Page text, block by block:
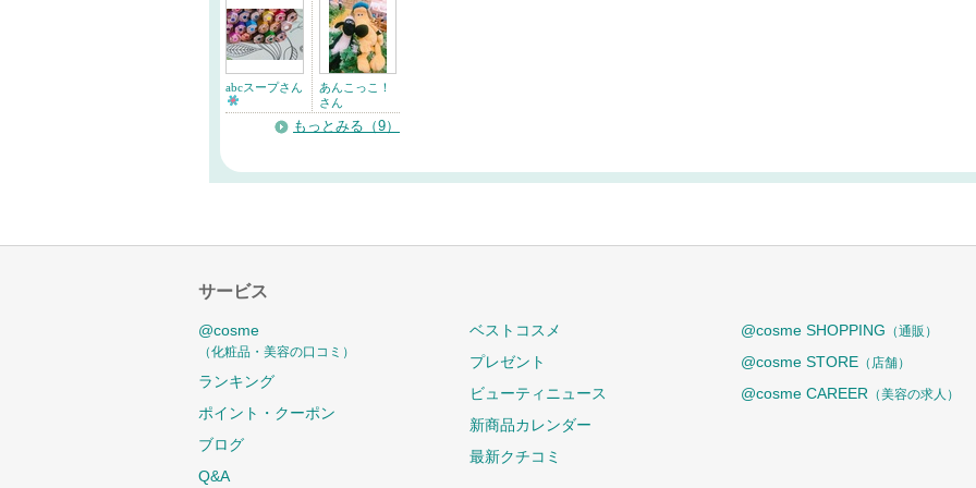
abcスープさん
あんこっこ！
さん
もっとみる（9）
サービス
@cosme
（化粧品・美容の口コミ）
ランキング
ポイント・クーポン
ブログ
Q&A
ベストコスメ
プレゼント
ビューティニュース
新商品カレンダー
最新クチコミ
@cosme SHOPPING （通販）
@cosme STORE （店舗）
@cosme CAREER （美容の求人）